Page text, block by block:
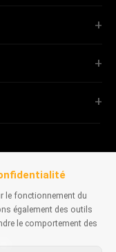
le fonctionnement du
également des outils
le comportement des